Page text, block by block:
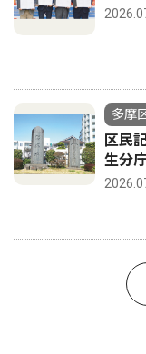
多摩
区民
生分